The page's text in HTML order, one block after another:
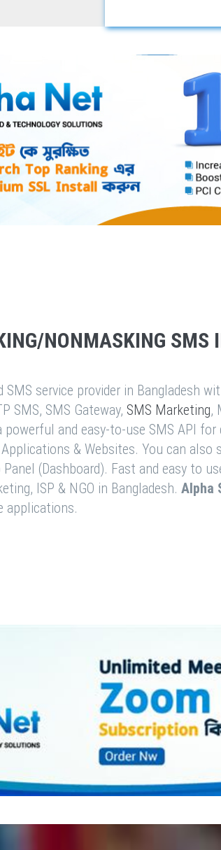
NONMASKING SMS
SMS service provider in Bangladesh
SMS, SMS Gateway, SMS Marketing,
and easy-to-use SMS API for
& Websites. You can also
(Dashboard). Fast and easy to
ISP & NGO in Bangladesh. Alpha
applications.